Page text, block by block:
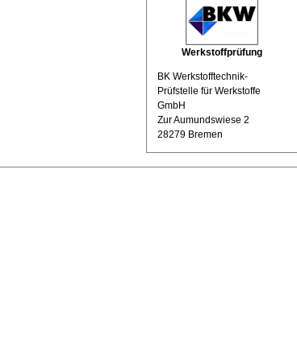
Werkstoffprüfung
BK Werkstofftechnik-
Prüfstelle für Werkstoffe
GmbH
Zur Aumundswiese 2
28279 Bremen